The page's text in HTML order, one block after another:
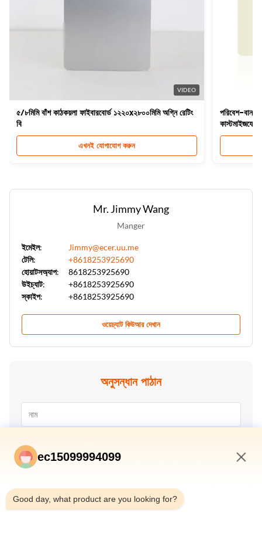
VIDEO
৫/৮মিমি বাঁশ কাঠকয়লা ফাইবারবোর্ড ১২২০x২৮০০মিমি অগ্নি রেটিং
বি
এখনই যোগাযোগ করুন
পরিবেশ-
Mr. Jimmy Wang
Manger
ইমেইল:
Jimmy@ecer.uu.me
টেলি:
+8618253925690
হোয়াটসঅ্যাপ:
8618253925690
উইচ্যাট:
+8618253925690
স্কাইপ:
+8618253925690
ওয়েচ্যাট কিউআর দেখান
অনুসন্ধান পাঠান
ec15099994099
Good day, what product are you looking for?